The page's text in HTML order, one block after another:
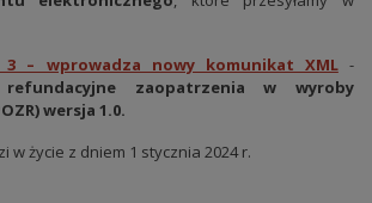
3 – wprowadza nowy komunikat XML -
refundacyjne zaopatrzenia w wyroby
wersja 1.0.
w życie z dniem 1 stycznia 2024 r.